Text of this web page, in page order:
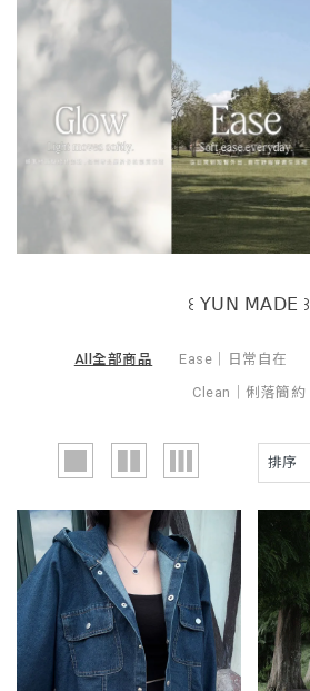
꒰ 𝖸𝖴𝖭 𝖬𝖠𝖣𝖤 ꒱
All全部商品 Ease｜日常自在
Clean｜俐落簡約